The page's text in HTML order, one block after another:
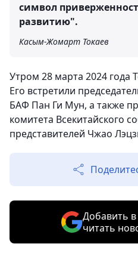
символ
развитию".
Касым-Жомарт Токаев
Утром 28 марта 2024 года
Его встретили
БАФ Пан Ги Мун, а также
комитета Всекитайского
представителей Чжао
Добавить
читать